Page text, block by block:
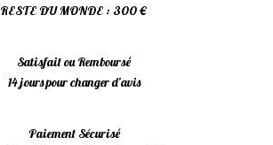
RESTE DU MONDE : 300 €
Satisfait ou Remboursé
14 jours pour changer d’avis
Paiement Sécurisé